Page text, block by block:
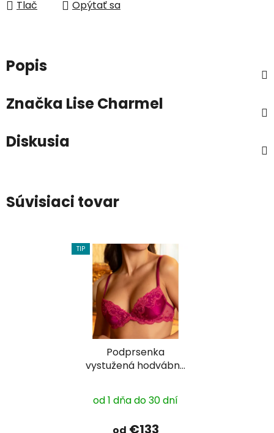
Tlač Opýtať sa
Popis
Značka Lise Charmel
Diskusia
Súvisiaci tovar
TIP
Podprsenka
vystužená hodvábna
od 1 dňa do 30 dní
€133